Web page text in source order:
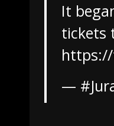
It
tickets
—